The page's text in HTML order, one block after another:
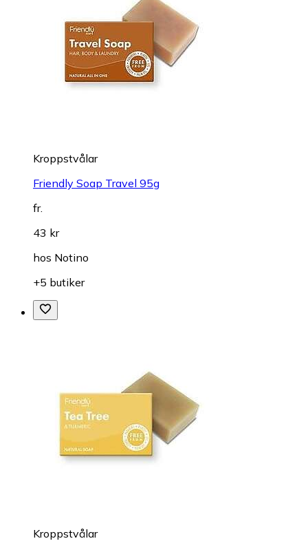
Kroppstvålar
Friendly Soap Travel 95g
fr.
43 kr
hos Notino
+5 butiker
Kroppstvålar